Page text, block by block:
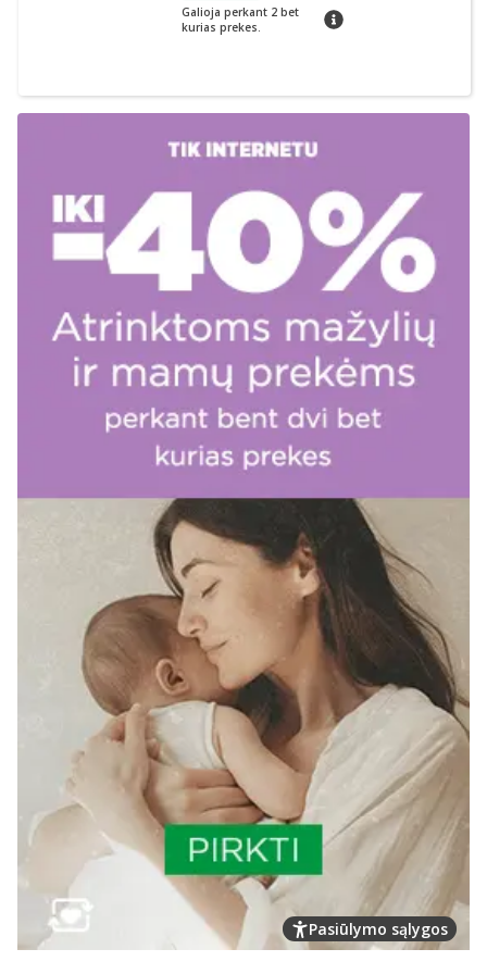
Galioja perkant 2 bet
kurias prekes.
patarimas
Pasiūlymo sąlygos